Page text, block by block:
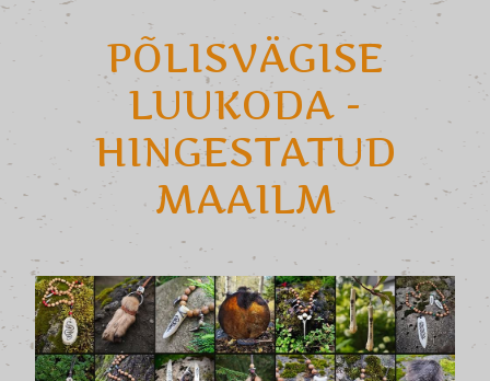
PÕLISVÄGISE
LUUKODA -
HINGESTATUD
MAAILM